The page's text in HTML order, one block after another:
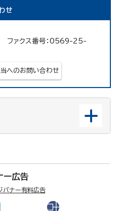
せ
ァクス番号：0569-25-
へのお問い合わせ
ー広告
バナー有料広告